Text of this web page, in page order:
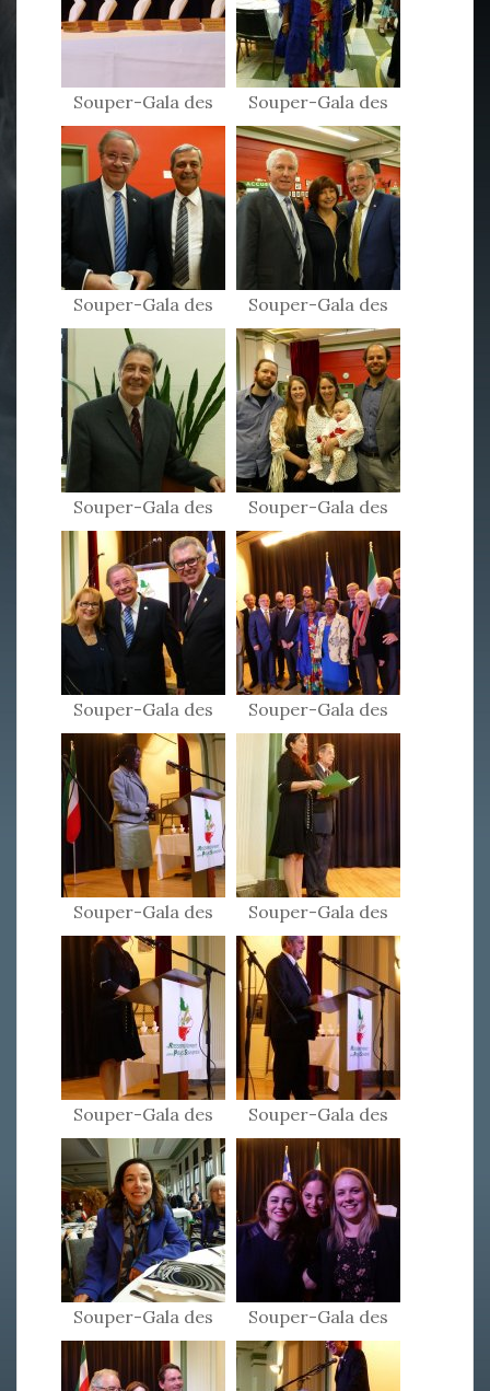
Souper-Gala des
Patriotes 2017
Souper-Gala des
Patriotes 2017
Souper-Gala des
Patriotes 2017
Souper-Gala des
Patriotes 2017
Souper-Gala des
Patriotes 2017
Souper-Gala des
Patriotes 2017
Souper-Gala des
Patriotes 2017
Souper-Gala des
Patriotes 2017
Souper-Gala des
Patriotes 2017
Souper-Gala des
Patriotes 2017
Souper-Gala des
Patriotes 2017
Souper-Gala des
Patriotes 2017
Souper-Gala des
Patriotes 2017
Souper-Gala des
Patriotes 2017